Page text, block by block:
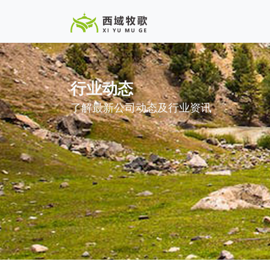
行业动态
了解最新公司动态及行业资讯